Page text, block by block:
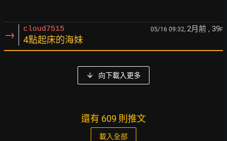
→ cloud7515 05/16 09:32, 2月前 , 39F
4點起床的海妹
向下載入更多
還有 609 則推文
載入全部